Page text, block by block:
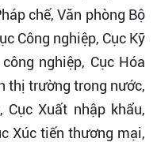
chế, Văn phòng Bộ
Công nghiệp, Cục Kỹ
nghiệp, Cục Hóa
thị trường trong nước,
Cục Xuất nhập khẩu,
Xúc tiến thương mại,